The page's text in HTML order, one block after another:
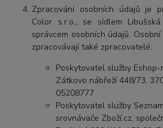
Zpracování osobních údajů je
Color s.r.o., se sídlem
správcem osobních údajů.
zpracovávají také zpracovatelé:
Poskytovatel služby Eshop-
Zátkovo nábřeží 448/73,
05208777
Poskytovatel služby
srovnávače Zboží.cz,